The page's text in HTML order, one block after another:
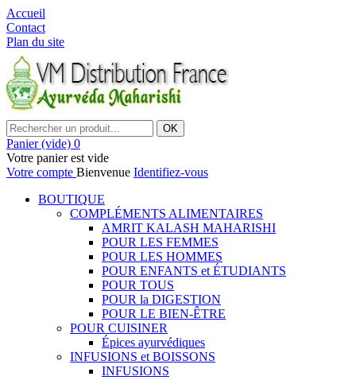
Accueil
Contact
Plan du site
OK
Panier (vide) 0
Votre panier est vide
Votre compte Bienvenue Identifiez-vous
BOUTIQUE
COMPLÉMENTS ALIMENTAIRES
AMRIT KALASH MAHARISHI
POUR LES FEMMES
POUR LES HOMMES
POUR ENFANTS et ÉTUDIANTS
POUR TOUS
POUR la DIGESTION
POUR LE BIEN-ÊTRE
POUR CUISINER
Épices ayurvédiques
INFUSIONS et BOISSONS
INFUSIONS